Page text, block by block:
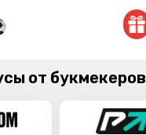
от букмекеров